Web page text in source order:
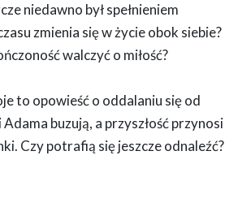
niedawno był spełnieniem
zmienia się w życie obok siebie?
walczyć o miłość?
to opowieść o oddalaniu się od
Adama buzują, a przyszłość przynosi
Czy potrafią się jeszcze odnaleźć?